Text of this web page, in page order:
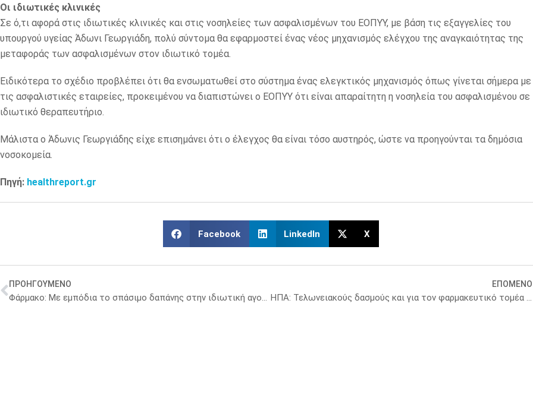
Οι ιδιωτικές κλινικές
Σε ό,τι αφορά στις ιδιωτικές κλινικές και στις νοσηλείες των ασφαλισμένων του ΕΟΠΥΥ, με βάση τις εξαγγελίες του
υπουργού υγείας Άδωνι Γεωργιάδη, πολύ σύντομα θα εφαρμοστεί ένας νέος μηχανισμός ελέγχου της αναγκαιότητας της
μεταφοράς των ασφαλισμένων στον ιδιωτικό τομέα.
Ειδικότερα το σχέδιο προβλέπει ότι θα ενσωματωθεί στο σύστημα ένας ελεγκτικός μηχανισμός όπως γίνεται σήμερα με
τις ασφαλιστικές εταιρείες, προκειμένου να διαπιστώνει ο ΕΟΠΥΥ ότι είναι απαραίτητη η νοσηλεία του ασφαλισμένου σε
ιδιωτικό θεραπευτήριο.
Μάλιστα ο Άδωνις Γεωργιάδης είχε επισημάνει ότι ο έλεγχος θα είναι τόσο αυστηρός, ώστε να προηγούνται τα δημόσια
νοσοκομεία.
Πηγή: healthreport.gr
Facebook LinkedIn X
ΠΡΟΗΓΟΥΜΕΝΟ
Φάρμακο: Με εμπόδια το σπάσιμο δαπάνης στην ιδιωτική αγορά – Τι θα κάνει ο ΕΟΠΥΥ
ΕΠΟΜΕΝΟ
ΗΠΑ: Τελωνειακούς δασμούς και για τον φαρμακευτικό τομέα διαμήνυσε ο Τράμπ